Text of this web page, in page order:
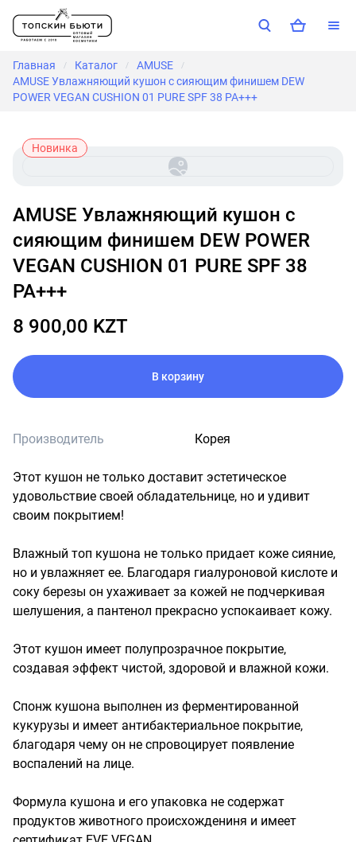
Главная / Каталог / AMUSE /
AMUSE Увлажняющий кушон с сияющим финишем DEW
POWER VEGAN CUSHION 01 PURE SPF 38 PA+++
Новинка
AMUSE Увлажняющий кушон с
сияющим финишем DEW POWER
VEGAN CUSHION 01 PURE SPF 38
PA+++
8 900,00 KZT
В корзину
Производитель Корея
Этот кушон не только доставит эстетическое
удовольствие своей обладательнице, но и удивит
своим покрытием!
Влажный топ кушона не только придает коже сияние,
но и увлажняет ее. Благодаря гиалуроновой кислоте и
соку березы он ухаживает за кожей не подчеркивая
шелушения, а пантенол прекрасно успокаивает кожу.
Этот кушон имеет полупрозрачное покрытие,
создавая эффект чистой, здоровой и влажной кожи.
Спонж кушона выполнен из ферментированной
кукурузы и имеет антибактериальное покрытие,
благодаря чему он не спровоцирует появление
воспалений на лице.
Формула кушона и его упаковка не содержат
продуктов животного происхождениня и имеет